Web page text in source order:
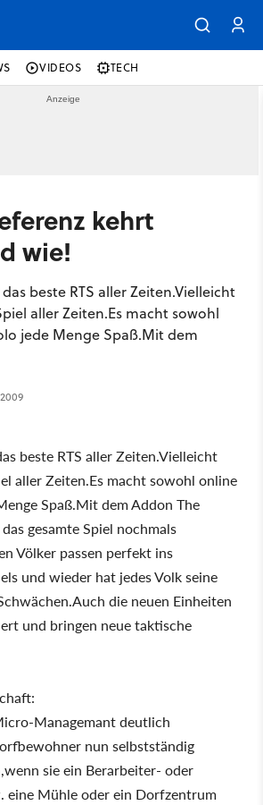
VIDEOS TECH
kehrt
wie!
beste RTS aller Zeiten.Vielleicht
aller Zeiten.Es macht sowohl
jede Menge Spaß.Mit dem
beste RTS aller Zeiten.Vielleicht
aller Zeiten.Es macht sowohl online
Spaß.Mit dem Addon The
gesamte Spiel nochmals
Völker passen perfekt ins
und wieder hat jedes Volk seine
die neuen Einheiten
und bringen neue taktische
Managemant deutlich
nun selbstständig
sie ein Berarbeiter- oder
eine Mühle oder ein Dorfzentrum